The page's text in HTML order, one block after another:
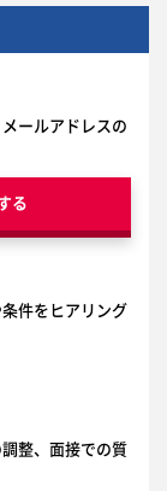
ールアドレスの
る
件をヒアリング
整、面接での質